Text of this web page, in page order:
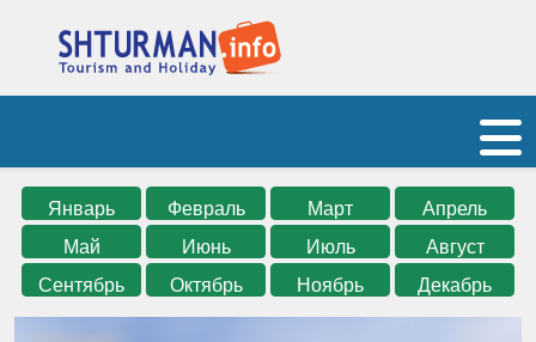
Январь Февраль Март
Апрель
Май
Июнь Июль
Август
Сентябрь
Октябрь Ноябрь Декабрь